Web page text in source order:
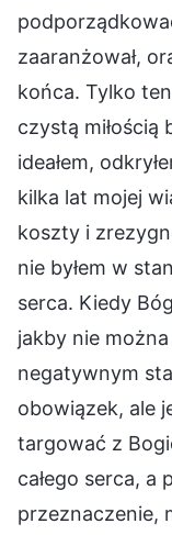
zaaranżował,
końca. Tylko
czystą miłością
ideałem,
kilka lat mojej
koszty i
nie byłem w
serca. Kiedy
jakby nie
negatywnym
obowiązek, ale
targować z
całego serca, a
przeznaczenie,